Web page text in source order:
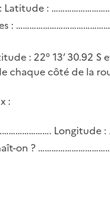
: Latitude :
:
: 22° 13’ 30.92 S
chaque côté de la
:
on ?